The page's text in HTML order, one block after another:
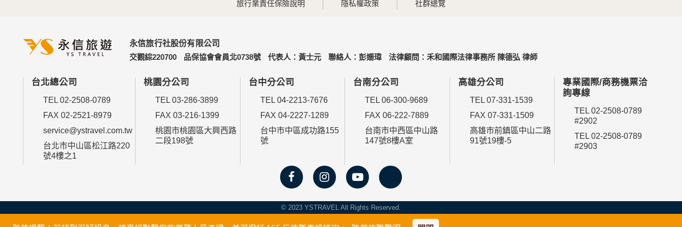
旅行業責任保險說明 隱私權政策 社群總覽
永信旅行社股份有限公司
交觀綜220700
品保協會會員北0738號 代表人：黃士元 聯絡人：彭姍瑋 法律顧問：禾和國際法律事務所 陳德弘 律師
台北總公司
TEL 02-2508-0789
FAX 02-2521-8979
service@ystravel.com.tw
台北市中山區松江路220
號4樓之1
桃園分公司
TEL 03-286-3899
FAX 03-216-1399
桃園市桃園區大興西路
二段198號
台中分公司
TEL 04-2213-7676
FAX 04-2227-1289
台中市中區成功路155
號
台南分公司
TEL 06-300-9689
FAX 06-222-7889
台南市中西區中山路
147號8樓A室
高雄分公司
TEL 07-331-1539
FAX 07-331-1509
高雄市前鎮區中山二路
91號19樓-5
專業國際/商務機票洽
詢專線
TEL 02-2508-0789
#2902
TEL 02-2508-0789
#2903
© 2023 YSTRAVEL All Rights Reserved.